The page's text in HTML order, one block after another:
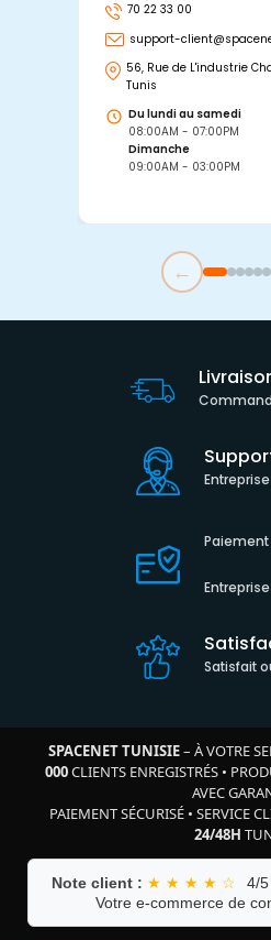
70 22 33 00
support-
56, Rue de L'industrie
Tunis
Du lundi au samedi
08:00AM - 07:00PM
Dimanche
09:00AM - 03:00PM
←
Satisfait
SPACENET TUNISIE– À VOTRE
000CLIENTS ENREGISTRÉS•
AVEC
PAIEMENT SÉCURISÉ • SERVICE
24/48H
Note client : ★ ★ ★ ★ ☆
4/5
Votre e-commerce de